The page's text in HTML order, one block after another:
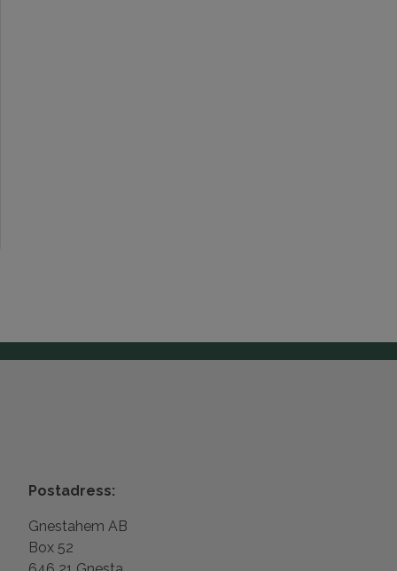
Postadress:
Gnestahem AB
Box 52